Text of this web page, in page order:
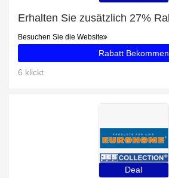
Besuchen Sie die Website
Rabatt Bekommen
6 klickt
Deal